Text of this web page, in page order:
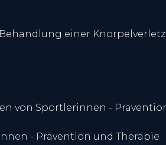
einer
von Sportlerinnen -
- Prävention und Therapie